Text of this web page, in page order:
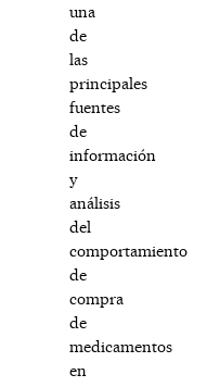
una
de
las
principales
fuentes
de
información
y
análisis
del
comportamiento
de
compra
de
medicamentos
en